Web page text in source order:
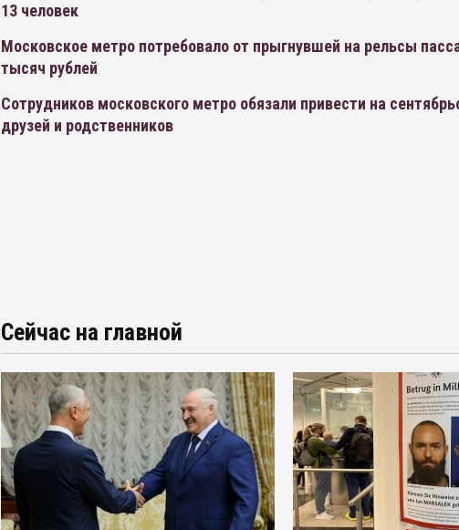
13 человек
Московское метро потребовало от прыгнувшей на рельсы
тысяч рублей
Сотрудников московского метро обязали привести на
друзей и родственников
Сейчас на главной